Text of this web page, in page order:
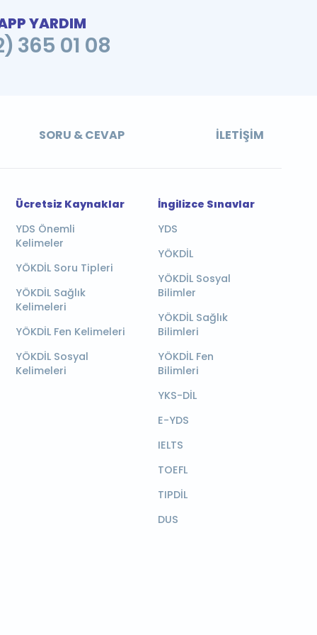
YARDIM
365 01 08
SORU & CEVAP İLETIŞIM
Ücretsiz Kaynaklar
YDS Önemli
Kelimeler
YÖKDİL Soru Tipleri
YÖKDİL Sağlık
Kelimeleri
YÖKDİL Fen Kelimeleri
YÖKDİL Sosyal
Kelimeleri
İngilizce Sınavlar
YDS
YÖKDİL
YÖKDİL Sosyal
Bilimler
YÖKDİL Sağlık
Bilimleri
YÖKDİL Fen
Bilimleri
YKS-DİL
E-YDS
IELTS
TOEFL
TIPDİL
DUS